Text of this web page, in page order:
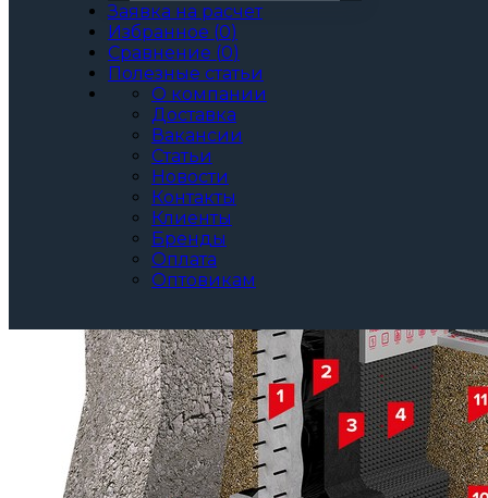
Заявка на расчет
Избранное (0)
Сравнение (0)
Полезные статьи
О компании
Доставка
Вакансии
Статьи
Новости
Контакты
Клиенты
Бренды
Оплата
Оптовикам